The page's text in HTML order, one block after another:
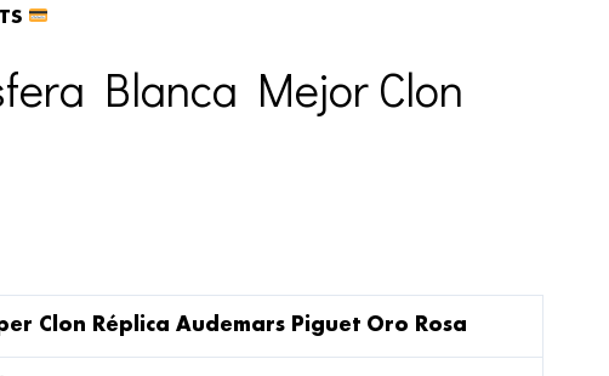
Blanca Mejor Clon
Clon Réplica Audemars Piguet Oro Rosa